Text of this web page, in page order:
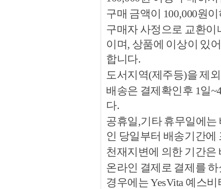
구매 금액이 100,000원
구매자 사정으로 교환이
이며, 상품에 이상이 있
합니다.
도서지역(제주등)을 제
배송은 결제확인후 1일
다.
공휴일,기타 휴무일에
인 당일부터 배송기간에
천재지변에 의한 기간
온라인 결제로 결제를
경우에는 YesVita 예스